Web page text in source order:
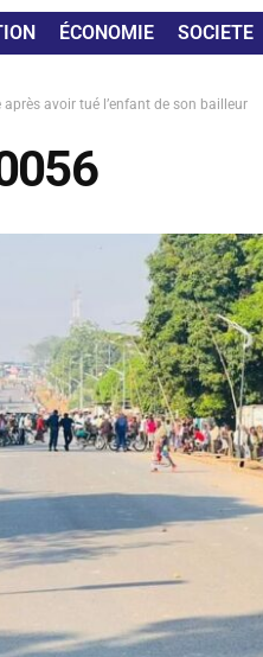
ÉCONOMIE SOCIETE
avoir tué l’enfant de son bailleur